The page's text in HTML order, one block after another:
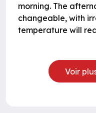
morning. The
changeable, with
temperature will
Voir